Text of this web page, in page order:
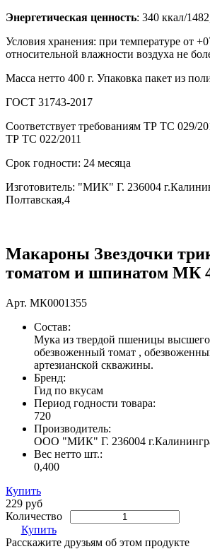
Энергетическая ценность: 340 ккал/
Условия хранения: при температуре от
относительной влажности воздуха не
Масса нетто 400 г. Упаковка пакет из
ГОСТ 31743-2017
Соответствует требованиям ТР ТС 029/
ТР ТС 022/2011
Срок годности: 24 месяца
Изготовитель: "МИК" Г. 236004
Полтавская,4
Макароны Звездочки
томатом и шпинатом МК
Арт. МК0001355
Состав:
Мука из твердой пшеницы высшего
обезвоженный томат ,
артезианской скважины.
Бренд:
Гид по вкусам
Период годности товара:
720
Производитель:
ООО "МИК" Г. 236004
Вес нетто шт.:
0,400
Купить
229 руб
Количество
Купить
Расскажите друзьям об этом продукте